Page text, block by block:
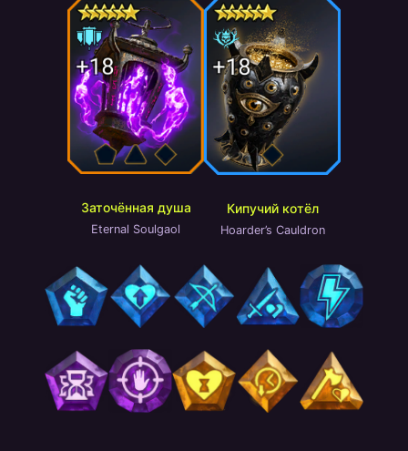
Заточённая душа
Eternal Soulgaol
Кипучий котёл
Hoarder’s Cauldron